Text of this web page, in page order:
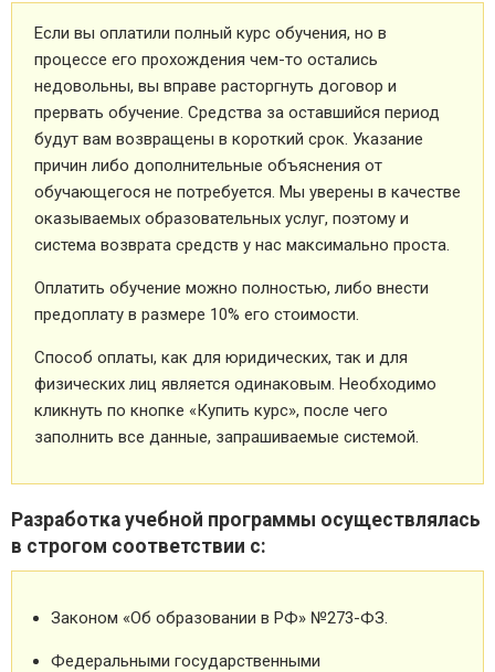
Если вы оплатили полный курс обучения, но в
процессе его прохождения чем-то остались
недовольны, вы вправе расторгнуть договор и
прервать обучение. Средства за оставшийся период
будут вам возвращены в короткий срок. Указание
причин либо дополнительные объяснения от
обучающегося не потребуется. Мы уверены в качестве
оказываемых образовательных услуг, поэтому и
система возврата средств у нас максимально проста.
Оплатить обучение можно полностью, либо внести
предоплату в размере 10% его стоимости.
Способ оплаты, как для юридических, так и для
физических лиц является одинаковым. Необходимо
кликнуть по кнопке «Купить курс», после чего
заполнить все данные, запрашиваемые системой.
Разработка учебной программы осуществлялась
в строгом соответствии с:
Законом «Об образовании в РФ» №273-ФЗ.
Федеральными государственными